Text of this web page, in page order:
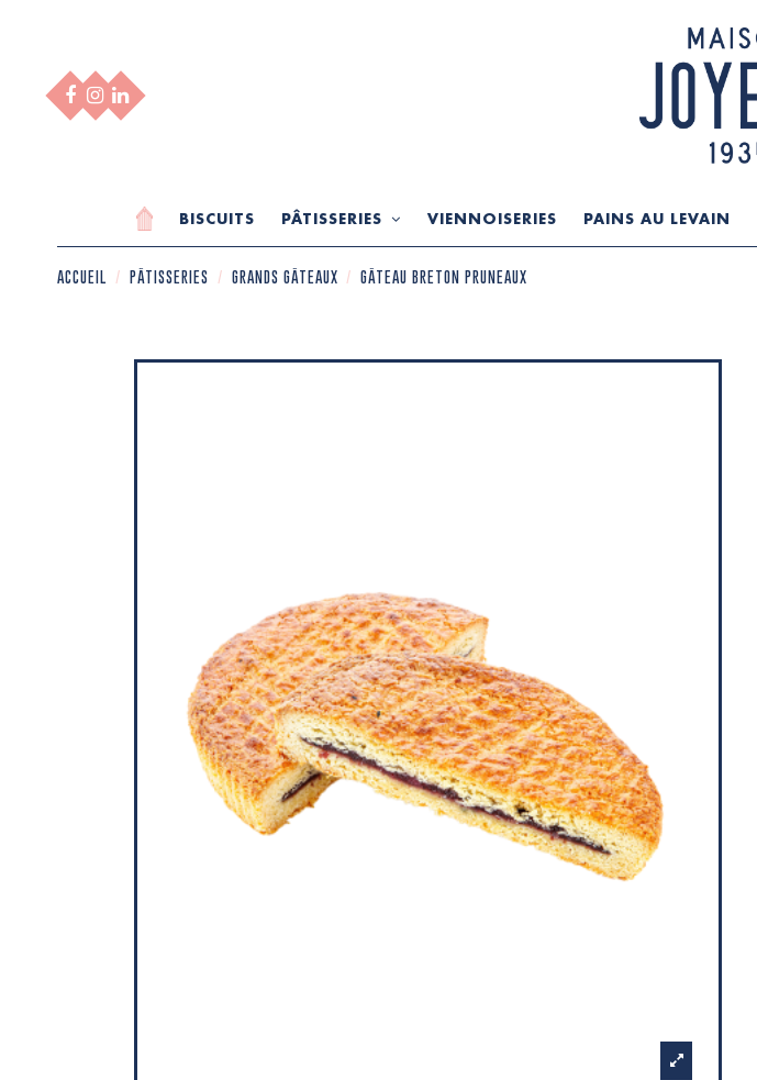
BISCUITS PÂTISSERIES VIENNOISERIES PAINS AU LEVAIN
ACCUEIL PÂTISSERIES GRANDS GÂTEAUX GÂTEAU BRETON PRUNEAUX